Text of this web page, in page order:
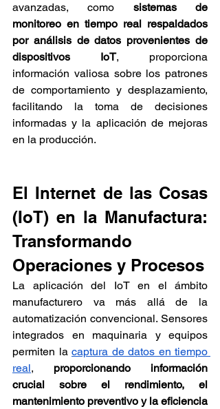
avanzadas, como sistemas de
monitoreo en tiempo real respaldados
por análisis de datos provenientes de
dispositivos IoT, proporciona
información valiosa sobre los patrones
de comportamiento y desplazamiento,
facilitando la toma de decisiones
informadas y la aplicación de mejoras
en la producción.
El Internet de las Cosas
(IoT) en la Manufactura:
Transformando
Operaciones y Procesos
La aplicación del IoT en el ámbito
manufacturero va más allá de la
automatización convencional. Sensores
integrados en maquinaria y equipos
permiten la captura de datos en tiempo
real, proporcionando información
crucial sobre el rendimiento, el
mantenimiento preventivo y la eficiencia